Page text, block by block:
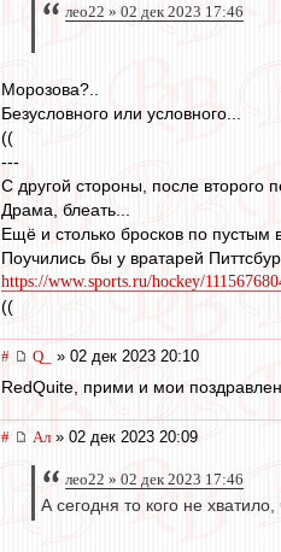
лео22 » 02 дек 2023 17:46
Морозова?..
Безусловного или условного...
((
---
С другой стороны, после второго
Драма, блеать...
Ещё и столько бросков по пустым
Поучились бы у вратарей
https://www.sports.ru/hockey/
((
# Q_ » 02 дек 2023 20:10
RedQuite, прими и мои
# Ал » 02 дек 2023 20:09
лео22 » 02 дек 2023 17:46
А сегодня то кого не